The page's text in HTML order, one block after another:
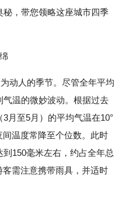
秘，带您领略这座城市四季
动人的季节。尽管全年平均
温的微妙波动。根据过去
月至5月）的平均气温在10°
温度常降至个位数。此时
150毫米左右，约占全年总
需注意携带雨具，并适时